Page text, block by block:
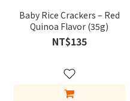
Baby Rice Crackers – Red
Quinoa Flavor (35g)
NT$135